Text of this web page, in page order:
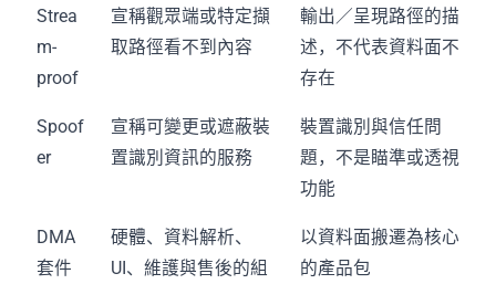
Strea
m-
proof
宣稱觀眾端或特定擷
取路徑看不到內容
輸出／呈現路徑的描
述，不代表資料面不
存在
Spoof
er
宣稱可變更或遮蔽裝
置識別資訊的服務
裝置識別與信任問
題，不是瞄準或透視
功能
DMA
套件
硬體、資料解析、
UI、維護與售後的組
以資料面搬遷為核心
的產品包